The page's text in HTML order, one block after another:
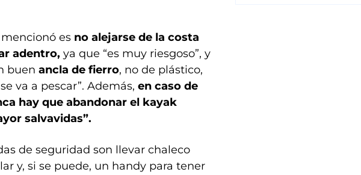
es no alejarse de la costa
adentro, ya que “es muy riesgoso”, y
buen ancla de fierro, no de plástico,
va a pescar”. Además, en caso de
hay que abandonar el kayak
salvavidas”.
de seguridad son llevar chaleco
y, si se puede, un handy para tener